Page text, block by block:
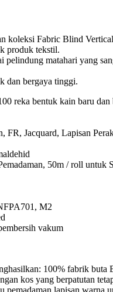
koleksi Fabric Blind
produk tekstil.
matahari yang
dan bergaya tinggi.
reka bentuk kain baru dan
FR, Jacquard, Lapisan
50m / roll untuk
M2
vakum
100% fabrik buta
kos yang berpatutan
pemadaman lapisan warna